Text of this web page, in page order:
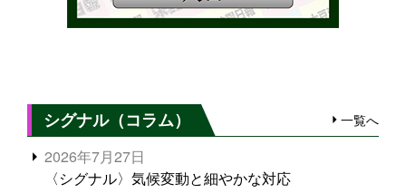
シグナル（コラム） 一覧へ
2026年7月27日
〈シグナル〉気候変動と細やかな対応